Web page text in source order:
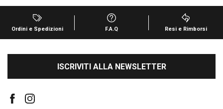
Ordini e Spedizioni F.A.Q Resi e Rimborsi
ISCRIVITI ALLA NEWSLETTER